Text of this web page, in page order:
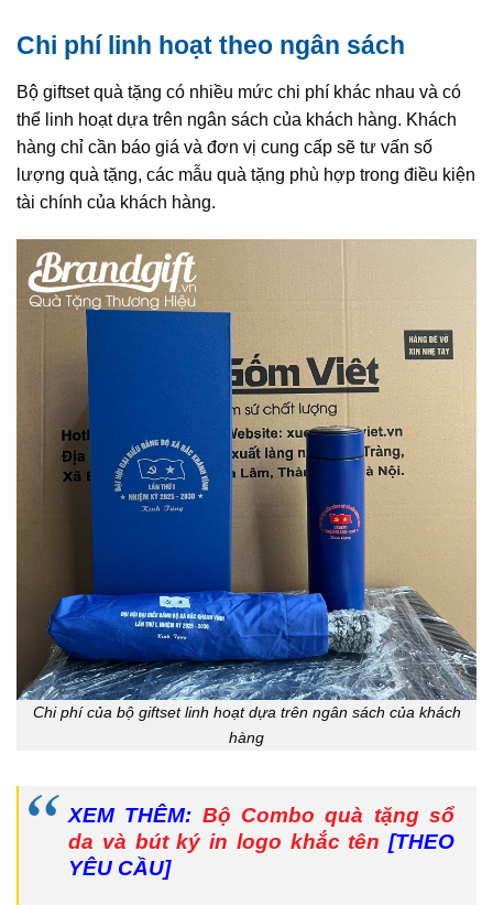
Chi phí linh hoạt theo ngân sách
Bộ giftset quà tặng có nhiều mức chi phí khác nhau và có
thể linh hoạt dựa trên ngân sách của khách hàng. Khách
hàng chỉ cần báo giá và đơn vị cung cấp sẽ tư vấn số
lượng quà tặng, các mẫu quà tặng phù hợp trong điều kiện
tài chính của khách hàng.
Chi phí của bộ giftset linh hoạt dựa trên ngân sách của khách
hàng
XEM THÊM: Bộ Combo quà tặng sổ
da và bút ký in logo khắc tên [THEO
YÊU CẦU]